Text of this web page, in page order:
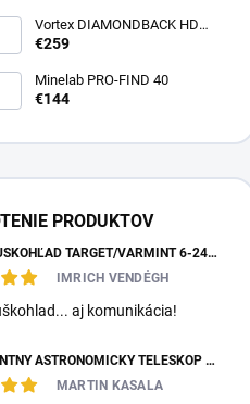
Vortex DIAMONDBACK HD
10X50
€259
Minelab PRO-FIND 40
€144
PRODUKTOV
TASCO PUŠKOHĽAD TARGET/VARMINT 6-24X42 MILDOT
IMRICH VENDÉGH
aj komunikácia!
INTELIGENTNÝ ASTRONOMICKÝ TELESKOP DWARFLAB DWARF MINI
MARTIN KASALA